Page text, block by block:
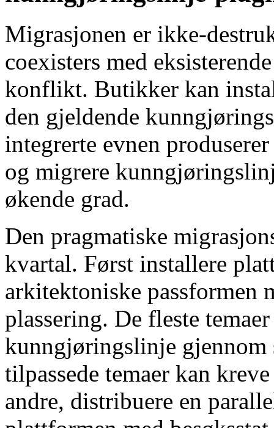
Migrasjonen er ikke-
coexisters med
konflikt. Butikker kan
den gjeldende
integrerte evnen
og migrere
økende grad.
Den pragmatiske
kvartal. Først installere
arkitektoniske passformen
plassering. De fleste
kunngjøringslinje gjennom
tilpassede temaer kan
andre, distribuere en